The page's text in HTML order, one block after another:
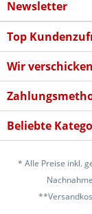
Newsletter
Top
Wir
Beliebte
* Alle Preise inkl.